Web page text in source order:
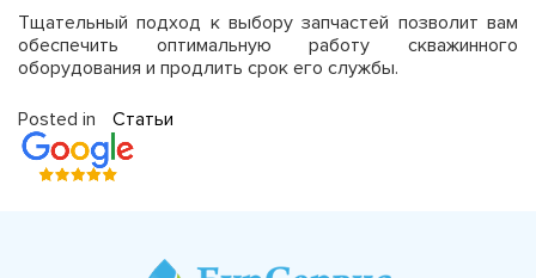
Тщательный подход к выбору запчастей позволит вам
обеспечить оптимальную работу скважинного
оборудования и продлить срок его службы.
Posted in Статьи